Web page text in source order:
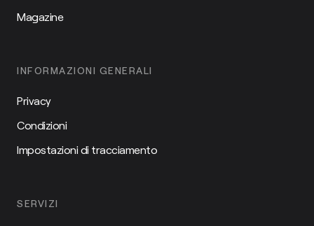
Magazine
INFORMAZIONI GENERALI
Privacy
Condizioni
Impostazioni di tracciamento
SERVIZI